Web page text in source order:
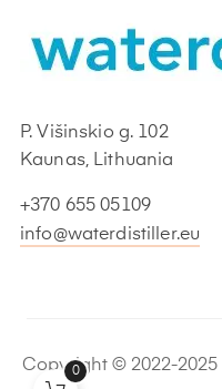
P. Višinskio g. 102
Kaunas, Lithuania
+370 655 05109
info@waterdistiller.eu
Copyright © 2022-2025
0